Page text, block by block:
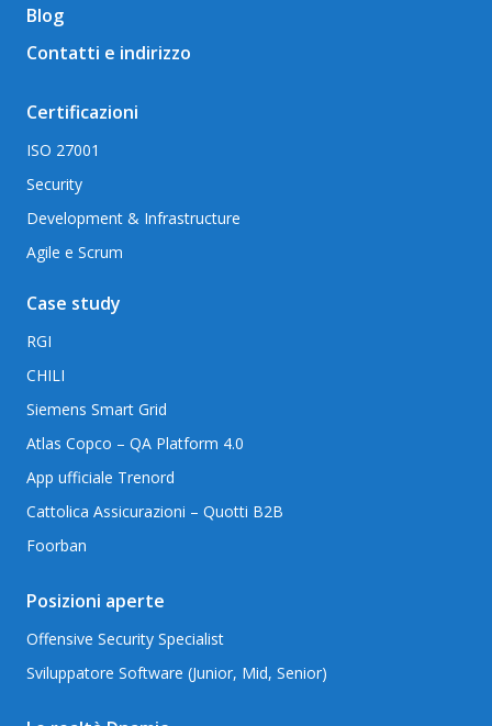
Blog
Contatti e indirizzo
Certificazioni
ISO 27001
Security
Development & Infrastructure
Agile e Scrum
Case study
RGI
CHILI
Siemens Smart Grid
Atlas Copco – QA Platform 4.0
App ufficiale Trenord
Cattolica Assicurazioni – Quotti B2B
Foorban
Posizioni aperte
Offensive Security Specialist
Sviluppatore Software (Junior, Mid, Senior)